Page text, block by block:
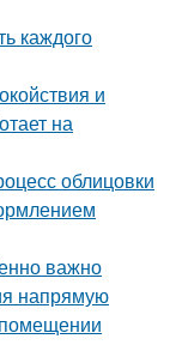
каждого
и
на
облицовки
важно
напрямую